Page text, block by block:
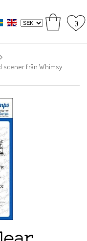
0
scener från Whimsy